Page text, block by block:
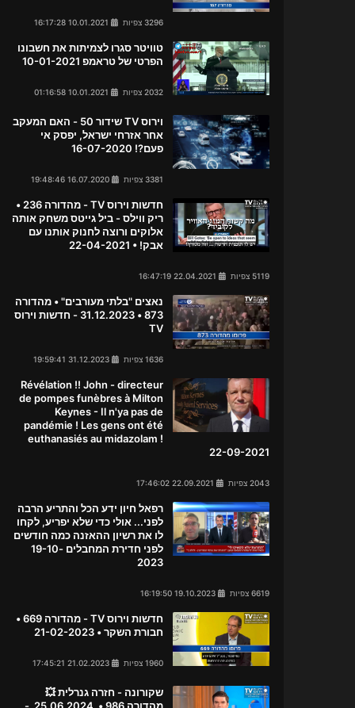
3296 צפיות
טוויטר סגרו לצמיתות את חשבונו
הפרטי של טראמפ 10-01-2021
2032 צפיות
וירוס TV שידור 50 - האם המעקב
אחר אזרחי ישראל, יפסק אי
פעם?! 16-07-2020
3381 צפיות
חדשות וירוס TV - מהדורה 236 •
ריק ווילס - ביל גייטס משחק אותה
אלוקים ורוצה לחנוק אותנו עם
אבק! • 22-04-2021
5119 צפיות
נאצים "בלתי מעורבים" • מהדורה
873 • 31.12.2023 - חדשות וירוס
TV
1636 צפיות
Révélation !! John - directeur
de pompes funèbres à Milton
Keynes - Il n'ya pas de
pandémie ! Les gens ont été
euthanasiés au midazolam !
22-09-2021
2043 צפיות
רפאל חיון ידע הכל והתריע הרבה
לפני... אולי כדי שלא יפריע, לקחו
לו את רשיון ההאזנה כמה חודשים
לפני חדירת המחבלים 19-10-
2023
6619 צפיות
חדשות וירוס TV - מהדורה 669 •
חבורת השקר • 21-02-2023
1960 צפיות
שקורונה - חזרה גנרלית 💥